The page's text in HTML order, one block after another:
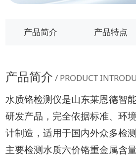
产品简介 产品特点
产品简介 / PRODUCT
水质铬检测仪是山东莱恩德智
研发产品，完全依据标准、环
计制造，适用于国内外众多检测
主要检测水质六价铬重金属含